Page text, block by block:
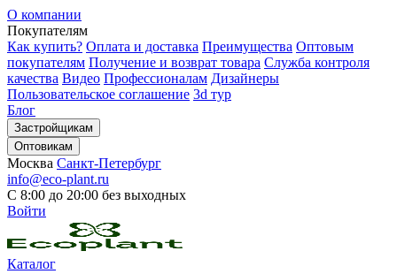
О компании
Покупателям
Как купить? Оплата и доставка Преимущества Оптовым
покупателям Получение и возврат товара Служба контроля
качества Видео Профессионалам Дизайнеры
Пользовательское соглашение 3d тур
Блог
Застройщикам
Оптовикам
Москва Санкт-Петербург
info@eco-plant.ru
С 8:00 до 20:00 без выходных
Войти
Каталог